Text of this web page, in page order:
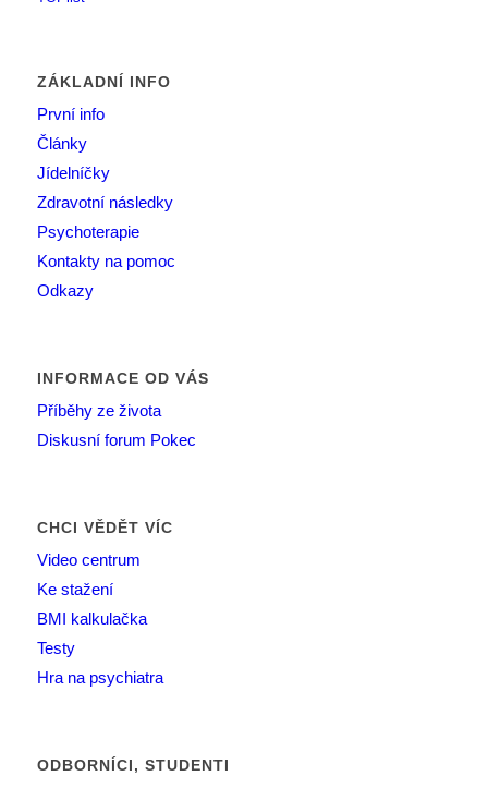
ZÁKLADNÍ INFO
První info
Články
Jídelníčky
Zdravotní následky
Psychoterapie
Kontakty na pomoc
Odkazy
INFORMACE OD VÁS
Příběhy ze života
Diskusní forum Pokec
CHCI VĚDĚT VÍC
Video centrum
Ke stažení
BMI kalkulačka
Testy
Hra na psychiatra
ODBORNÍCI, STUDENTI